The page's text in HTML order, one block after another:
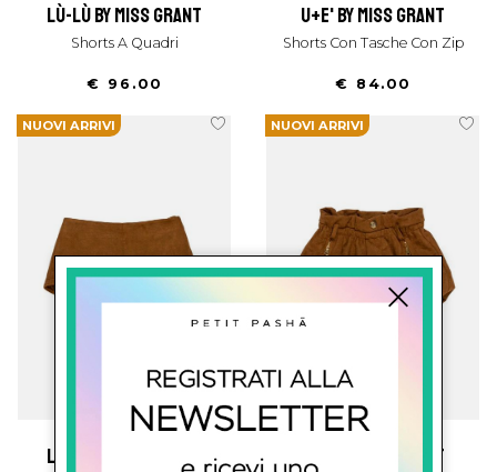
lù-lù by miss grant
Shorts A Quadri
€ 96.00
u+e' by miss grant
Shorts Con Tasche Con Zip
€ 84.00
NUOVI ARRIVI
lù-lù by miss grant
NUOVI ARRIVI
u+e' by miss grant